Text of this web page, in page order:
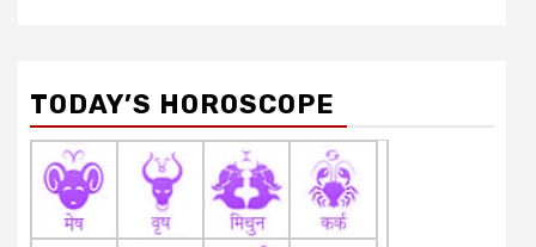
TODAY’S HOROSCOPE